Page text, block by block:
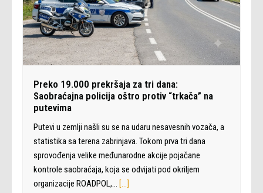
Preko 19.000 prekršaja za tri dana:
Saobraćajna policija oštro protiv “trkača” na
putevima
Putevi u zemlji našli su se na udaru nesavesnih vozača, a
statistika sa terena zabrinjava. Tokom prva tri dana
sprovođenja velike međunarodne akcije pojačane
kontrole saobraćaja, koja se odvijati pod okriljem
organizacije ROADPOL,… […]